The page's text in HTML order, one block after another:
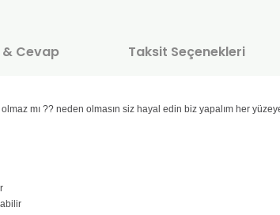
& Cevap Taksit Seçenekleri
mı ?? neden olmasın siz hayal edin biz yapalım her